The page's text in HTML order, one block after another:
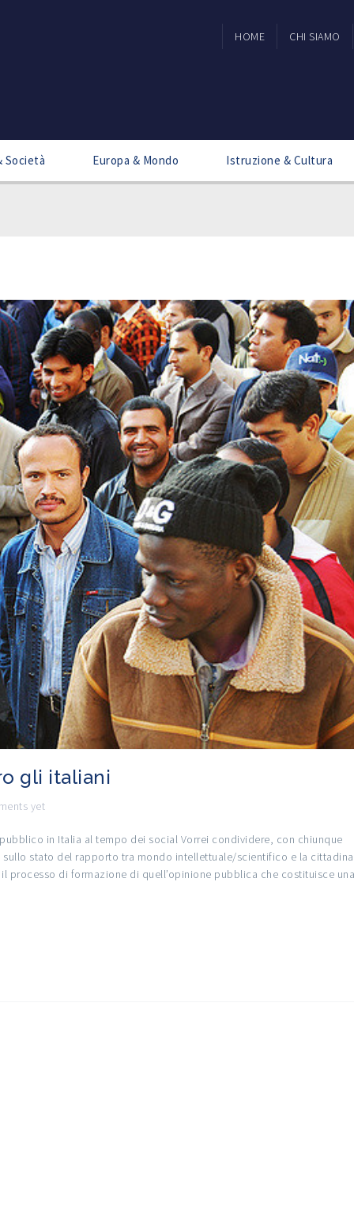
HOME CHI SIAMO
Società Europa & Mondo Istruzione & Cultura
gli italiani
yet
in Italia al tempo dei social Vorrei condividere, con chiunque
stato del rapporto tra mondo intellettuale/scientifico e la
processo di formazione di quell’opinione pubblica che costituisce una